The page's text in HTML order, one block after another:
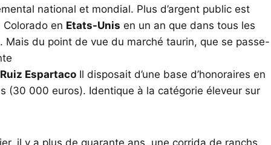
national et mondial. Plus d’argent public est
en Etats-Unis en un an que dans tous les
. Mais du point de vue du marché taurin, que se passe-
Espartaco Il disposait d’une base d’honoraires en
(30 000 euros). Identique à la catégorie éleveur sur